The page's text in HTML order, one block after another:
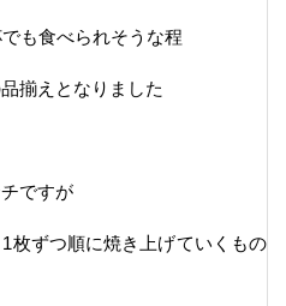
も食べられそうな程
揃えとなりました
ですが
枚ずつ順に焼き上げていくもの